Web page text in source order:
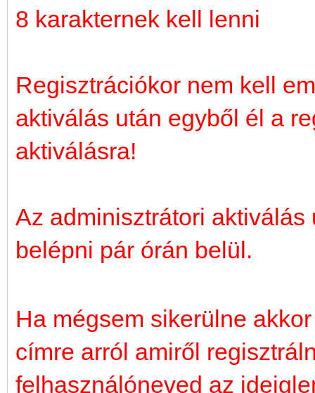
8 karakternek kell lenni
Regisztrációkor nem kell
aktiválás után egyből él a
aktiválásra!
Az adminisztrátori
belépni pár órán belül.
Ha mégsem sikerülne
címre arról amiről
felhasználóneved az